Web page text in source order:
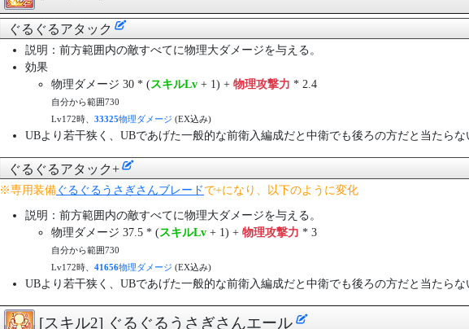
ぐるぐるアタック
説明：前方範囲内の敵すべてに物理大ダメージを与える。
効果
物理ダメージ 30 * (スキルLv+ 1) + 物理攻撃力 * 2.4
自分から範囲730
Lv172時、 33325物理ダメージ (EX込み)
UBより若干狭く、UBであげた一般的な前衛入編成だと中衛でも後ろの方だと当たらな
ぐるぐるアタック+
※専用装備ぐるぐるうさぎさんブレード で+になり、以下のように変化
説明：前方範囲内の敵すべてに物理大ダメージを与える。
物理ダメージ 37.5 * (スキルLv+ 1) + 物理攻撃力 * 3
自分から範囲730
Lv172時、 41656物理ダメージ (EX込み)
UBより若干狭く、UBであげた一般的な前衛入編成だと中衛でも後ろの方だと当たらな
[スキル2] ぐるぐるうさぎさんエール